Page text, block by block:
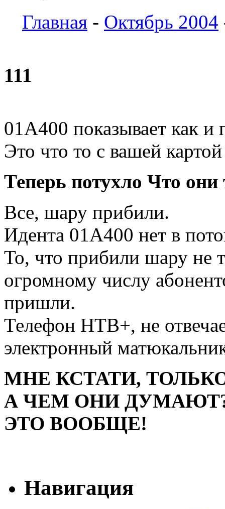
Главная - Октябрь 2004
111
01A400 показывает как и
Это что то с вашей картой
Теперь потухло Что
Все, шару прибили.
Идента 01А400 нет в
То, что прибили шару не
огромному числу
пришли.
Телефон НТВ+, не
электронный
МНЕ КСТАТИ,
А ЧЕМ ОНИ
ЭТО ВООБЩЕ!
Навигация